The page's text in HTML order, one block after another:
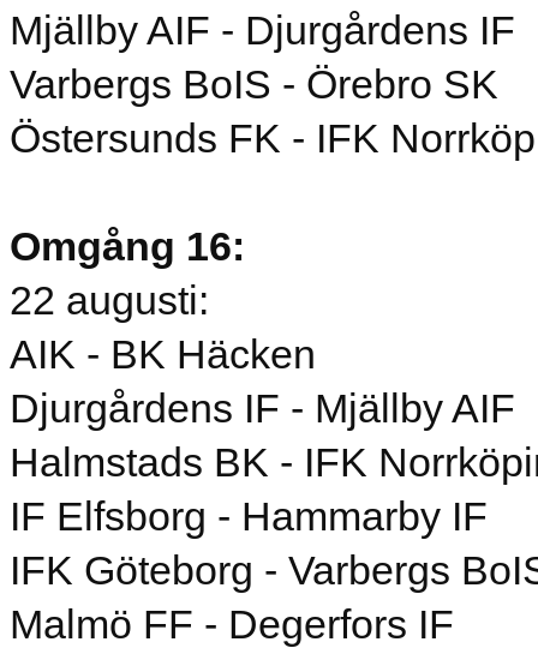
Mjällby AIF - Djurgårdens IF
Varbergs BoIS - Örebro SK
Östersunds FK - IFK
Omgång 16:
22 augusti:
AIK - BK Häcken
Djurgårdens IF - Mjällby AIF
Halmstads BK - IFK
IF Elfsborg - Hammarby IF
IFK Göteborg - Varbergs
Malmö FF - Degerfors IF